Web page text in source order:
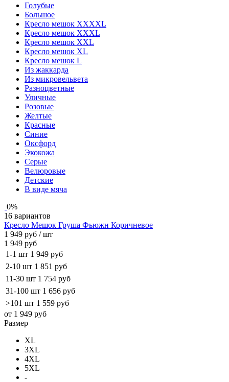
Голубые
Большое
Кресло мешок XXXXL
Кресло мешок XXXL
Кресло мешок XXL
Кресло мешок XL
Кресло мешок L
Из жаккарда
Из микровельвета
Разноцветные
Уличные
Розовые
Желтые
Красные
Синие
Оксфорд
Экокожа
Серые
Велюровые
Детские
В виде мяча
0%
16 вариантов
Кресло Мешок Груша Фьюжн Коричневое
1 949 руб / шт
1 949 руб
1-1 шт 1 949 руб
2-10 шт 1 851 руб
11-30 шт 1 754 руб
31-100 шт 1 656 руб
>101 шт 1 559 руб
от 1 949 руб
Размер
XL
3XL
4XL
5XL
-